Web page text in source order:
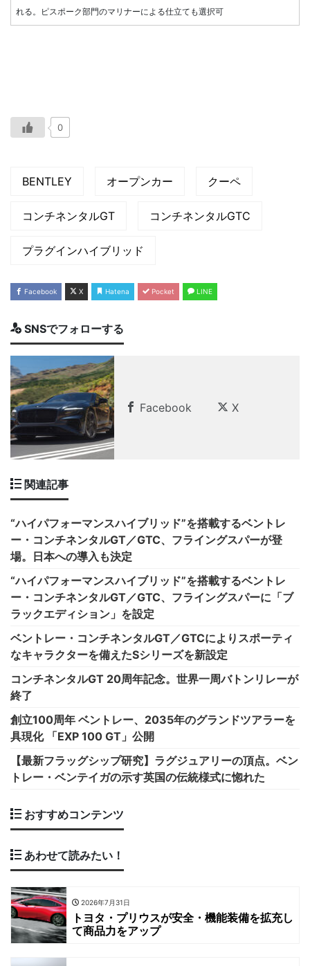
れる。ピスポーク部門のマリナーによる仕立ても選択可
0
BENTLEY オープンカー クーペ
コンチネンタルGT コンチネンタルGTC
プラグインハイブリッド
Facebook X Hatena Pocket LINE
SNSでフォローする
Facebook X
関連記事
“ハイパフォーマンスハイブリッド”を搭載するベントレ
ー・コンチネンタルGT／GTC、フライングスパーが登
場。日本への導入も決定
“ハイパフォーマンスハイブリッド”を搭載するベントレ
ー・コンチネンタルGT／GTC、フライングスパーに「ブ
ラックエディション」を設定
ベントレー・コンチネンタルGT／GTCによりスポーティ
なキャラクターを備えたSシリーズを新設定
コンチネンタルGT 20周年記念。世界一周バトンリレーが
終了
創立100周年 ベントレー、2035年のグランドツアラーを
具現化 「EXP 100 GT」公開
【最新フラッグシップ研究】ラグジュアリーの頂点。ベン
トレー・ベンテイガの示す英国の伝統様式に惚れた
おすすめコンテンツ
あわせて読みたい！
2026年7月31日
トヨタ・プリウスが安全・機能装備を拡充し
て商品力をアップ